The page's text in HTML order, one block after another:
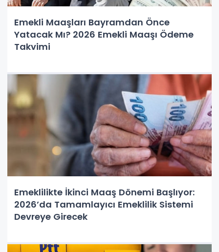
Emekli Maaşları Bayramdan Önce
Yatacak Mı? 2026 Emekli Maaşı Ödeme
Takvimi
Emeklilikte İkinci Maaş Dönemi Başlıyor:
2026’da Tamamlayıcı Emeklilik Sistemi
Devreye Girecek